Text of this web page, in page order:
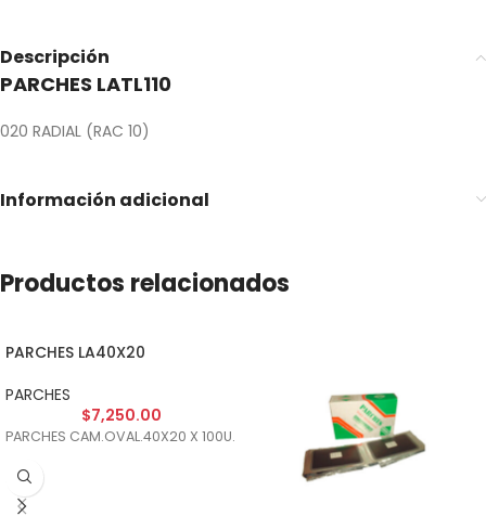
Descripción
PARCHES LATL110
020 RADIAL (RAC 10)
Información adicional
Productos relacionados
PARCHES LA40X20
PARCHES
$7,250.00
PARCHES CAM.OVAL.40X20 X 100U.